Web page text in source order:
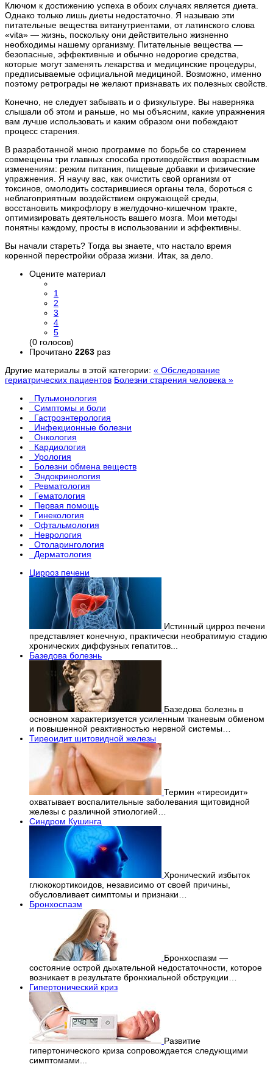
Ключом к достижению успеха в обоих случаях является диета.
Однако только лишь диеты недостаточно. Я называю эти
питательные вещества витанутриентами, от латинского слова
«vita» — жизнь, поскольку они действительно жизненно
необходимы нашему организму. Питательные вещества —
безопасные, эффективные и обычно недорогие средства,
которые могут заменять лекарства и медицинские процедуры,
предписываемые официальной медициной. Возможно, именно
поэтому ретрограды не желают признавать их полезных свойств.
Конечно, не следует забывать и о физкультуре. Вы наверняка
слышали об этом и раньше, но мы объясним, какие упражнения
вам лучше использовать и каким образом они побеждают
процесс старения.
В разработанной мною программе по борьбе со старением
совмещены три главных способа противодействия возрастным
изменениям: режим питания, пищевые добавки и физические
упражнения. Я научу вас, как очистить свой организм от
токсинов, омолодить состарившиеся органы тела, бороться с
неблагоприятным воздействием окружающей среды,
восстановить микрофлору в желудочно-кишечном тракте,
оптимизировать деятельность вашего мозга. Мои методы
понятны каждому, просты в использовании и эффективны.
Вы начали стареть? Тогда вы знаете, что настало время
коренной перестройки образа жизни. Итак, за дело.
Оцените материал
1
2
3
4
5
(0 голосов)
Прочитано 2263 раз
Другие материалы в этой категории: « Обследование
гериатрических пациентов Болезни старения человека »
Пульмонология
Симптомы и боли
Гастроэнтерология
Инфекционные болезни
Онкология
Кардиология
Урология
Болезни обмена веществ
Эндокринология
Ревматология
Гематология
Первая помощь
Гинекология
Офтальмология
Неврология
Отоларингология
Дерматология
Цирроз печени
Истинный цирроз печени
представляет конечную, практически необратимую стадию
хронических диффузных гепатитов...
Базедова болезнь
Базедова болезнь в
основном характеризуется усиленным тканевым обменом
и повышенной реактивностью нервной системы…
Тиреоидит щитовидной железы
Термин «тиреоидит»
охватывает воспалительные заболевания щитовидной
железы с различной этиологией…
Синдром Кушинга
Хронический избыток
глюкокортикоидов, независимо от своей причины,
обусловливает симптомы и признаки…
Бронхоспазм
Бронхоспазм —
состояние острой дыхательной недостаточности, которое
возникает в результате бронхиальной обструкции…
Гипертонический криз
Развитие
гипертонического криза сопровождается следующими
симптомами...